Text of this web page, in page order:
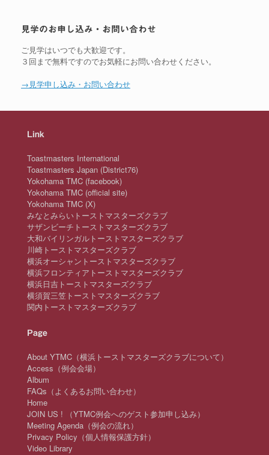
見学のお申し込み・お問い合わせ
ご見学はいつでも大歓迎です。
３回まで無料ですのでお気軽にお問い合わせください。
→見学申し込み・お問い合わせ
Link
Toastmasters International
Toastmasters Japan (District76)
Yokohama TMC (facebook)
Yokohama TMC (official site)
Yokohama TMC (X)
みなとみらいトーストマスターズクラブ
サザンビーチトーストマスターズクラブ
大和バイリンガルトーストマスターズクラブ
川崎トーストマスターズクラブ
横浜オーシャントーストマスターズクラブ
横浜フロンティアトーストマスターズクラブ
横浜日吉トーストマスターズクラブ
横須賀三笠トーストマスターズクラブ
関内トーストマスターズクラブ
Page
About YTMC（横浜トーストマスターズクラブについて）
Access（例会会場）
Album
FAQs（よくあるお問い合わせ）
Home
JOIN US ! （YTMC例会へのゲスト参加申し込み）
Meeting Agenda（例会の流れ）
Privacy Policy（個人情報保護方針）
Video Library